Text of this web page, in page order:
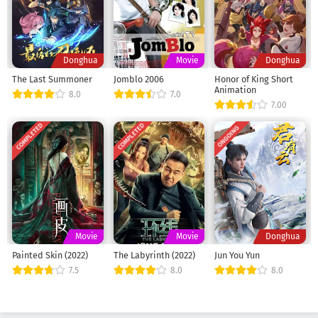
Donghua
The Last Summoner
8.0
Movie
Jomblo 2006
7.0
Donghua
Honor of King Short
Animation
7.00
COMPLETED
Movie
Painted Skin (2022)
7.5
COMPLETED
Movie
The Labyrinth (2022)
8.0
ONGOING
Donghua
Jun You Yun
8.0